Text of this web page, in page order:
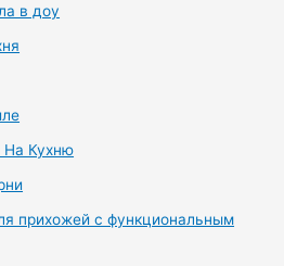
в доу
На Кухню
прихожей с функциональным